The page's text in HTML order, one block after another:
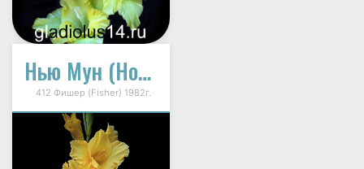
Нью Мун (Новая Луна)
412 Фишер (Fisher) 1982г.